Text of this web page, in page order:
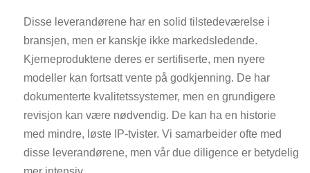
Disse leverandørene har en solid tilstedeværelse i
bransjen, men er kanskje ikke markedsledende.
Kjerneproduktene deres er sertifiserte, men nyere
modeller kan fortsatt vente på godkjenning. De har
dokumenterte kvalitetssystemer, men en grundigere
revisjon kan være nødvendig. De kan ha en historie
med mindre, løste IP-tvister. Vi samarbeider ofte med
disse leverandørene, men vår due diligence er betydelig